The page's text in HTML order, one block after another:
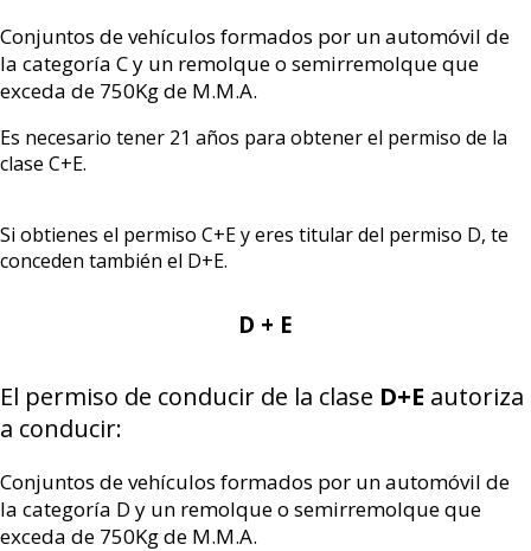
Conjuntos de vehículos formados por un automóvil de
la categoría C y un remolque o semirremolque que
exceda de 750Kg de M.M.A.
Es necesario tener 21 años para obtener el permiso de la
clase C+E.
Si obtienes el permiso C+E y eres titular del permiso D, te
conceden también el D+E.
D + E
El permiso de conducir de la clase D+E autoriza
a conducir:
Conjuntos de vehículos formados por un automóvil de
la categoría D y un remolque o semirremolque que
exceda de 750Kg de M.M.A.